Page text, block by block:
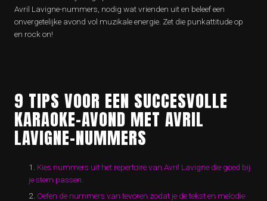
Avril Lavigne-nummers, nodig wat vrienden uit en beleef een
onvergetelijke avond vol muzikale energie. Zet die punkattitude op
en rock on!
9 TIPS VOOR EEN SUCCESVOLLE
KARAOKE-AVOND MET AVRIL
LAVIGNE-NUMMERS
Kies nummers uit het repertoire van Avril Lavigne die goed bij
je stem passen.
Oefen de nummers van tevoren zodat je de tekst en melodie